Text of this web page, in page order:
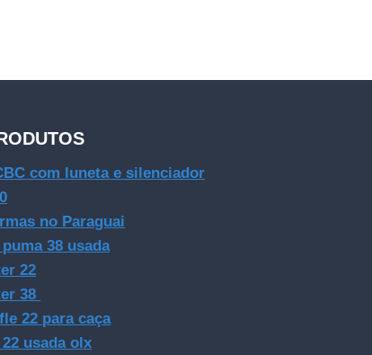
com luneta e silenciador
no Paraguai
38 usada
22
38
22 para caça
usada olx